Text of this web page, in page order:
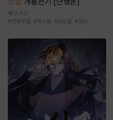
3.4만
#전통무협 #복수물 #성장물 #정파